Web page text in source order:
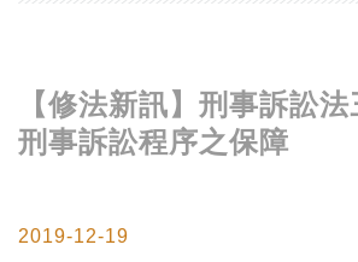
【修法新訊】刑事訴訟
刑事訴訟程序之保障
2019-12-19